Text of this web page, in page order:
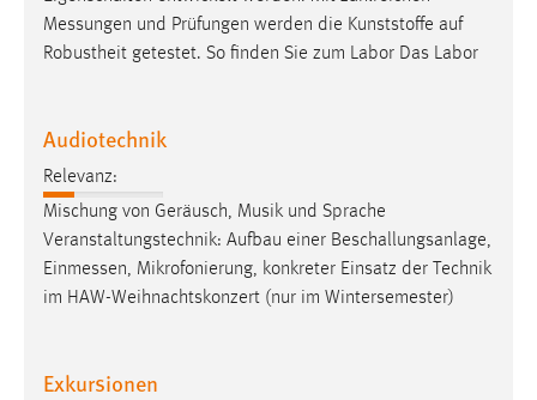
Messungen und Prüfungen werden die Kunststoffe auf
Robustheit getestet. So finden Sie zum Labor Das Labor
Audiotechnik
Relevanz:
Mischung von Geräusch, Musik und Sprache
Veranstaltungstechnik: Aufbau einer Beschallungsanlage,
Einmessen, Mikrofonierung, konkreter Einsatz der Technik
im HAW-Weihnachtskonzert (nur im Wintersemester)
Exkursionen